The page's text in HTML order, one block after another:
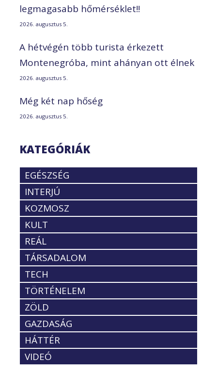
legmagasabb hőmérséklet!!
2026. augusztus 5.
A hétvégén több turista érkezett
Montenegróba, mint ahányan ott élnek
2026. augusztus 5.
Még két nap hőség
2026. augusztus 5.
KATEGÓRIÁK
EGÉSZSÉG
INTERJÚ
KOZMOSZ
KULT
REÁL
TÁRSADALOM
TECH
TÖRTÉNELEM
ZÖLD
GAZDASÁG
HÁTTÉR
VIDEÓ